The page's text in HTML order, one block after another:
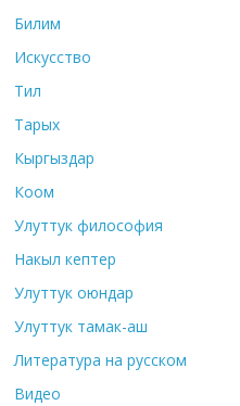
Билим
Искусство
Тил
Тарых
Кыргыздар
Коом
Улуттук философия
Накыл кептер
Улуттук оюндар
Улуттук тамак-аш
Литература на русском
Видео